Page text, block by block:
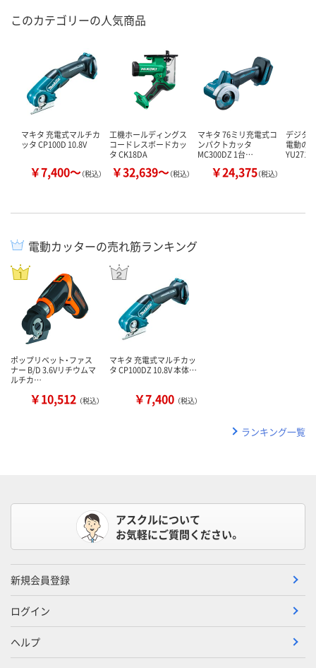
このカテゴリーの人気商品
マキタ 充電式マルチカ
ッタ CP100D 10.8V
￥7,400～（税込）
工機ホールディングス
コードレスボードカッ
タ CK18DA
￥32,639～（税込）
マキタ 76ミリ充電式コ
ンパクトカッタ
MC300DZ 1台…
￥24,375（税込）
デジタ
電動の
YU271
電動カッターの売れ筋ランキング
ポップリベット・ファス
ナー B/D 3.6Vリチウムマ
ルチカ…
￥10,512 （税込）
マキタ 充電式マルチカッ
タ CP100DZ 10.8V 本体…
￥7,400 （税込）
ランキング一覧
アスクルについて
お気軽にご質問ください。
新規会員登録
ログイン
ヘルプ